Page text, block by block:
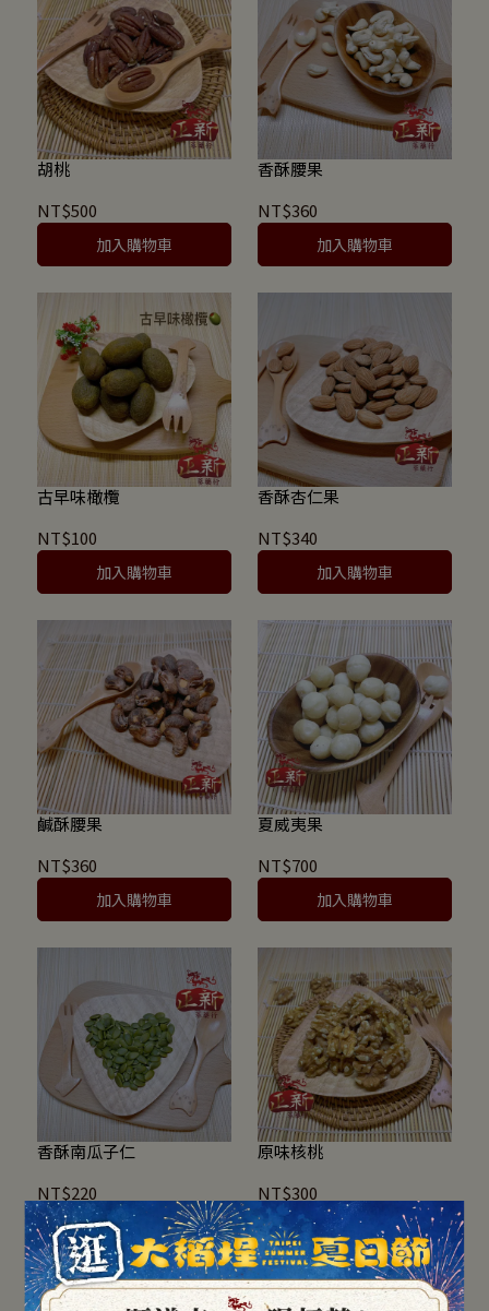
胡桃
NT$500
加入購物車
香酥腰果
NT$360
加入購物車
古早味橄欖
NT$100
加入購物車
香酥杏仁果
NT$340
加入購物車
鹹酥腰果
NT$360
加入購物車
夏威夷果
NT$700
加入購物車
香酥南瓜子仁
NT$220
加入購物車
原味核桃
NT$300
加入購物車